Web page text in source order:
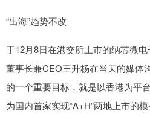
“出海”趋势不改
于12月8日在港交所上市的纳芯微电
董事长兼CEO王升杨在当天的媒体
的一个重要目标，就是以香港为平
为国内首家实现“A+H”两地上市的